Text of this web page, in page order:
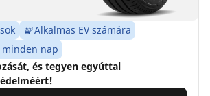
Alkalmas EV számára
nap
és tegyen egyúttal